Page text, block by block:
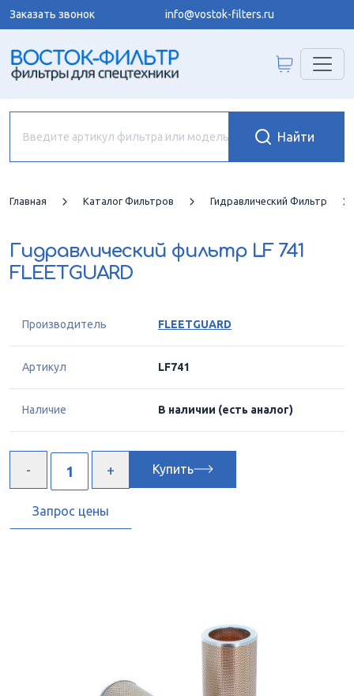
Заказать звонок info@vostok-filters.ru
Главная Каталог Фильтров Гидравлический Фильтр
Гидравлический фильтр LF 741
FLEETGUARD
Производитель FLEETGUARD
Артикул LF741
Наличие В наличии (есть аналог)
Купить
Запрос цены